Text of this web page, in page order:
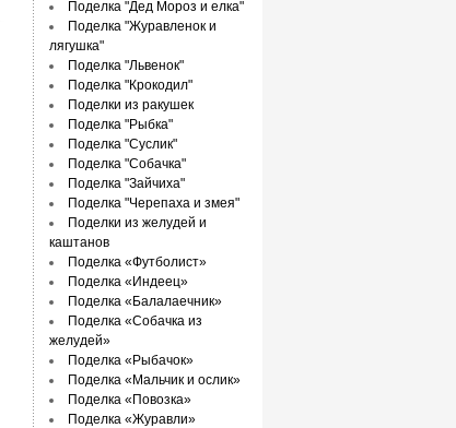
Поделка "Дед Мороз и елка"
Поделка "Журавленок и
лягушка"
Поделка "Львенок"
Поделка "Крокодил"
Поделки из ракушек
Поделка "Рыбка"
Поделка "Суслик"
Поделка "Собачка"
Поделка "Зайчиха"
Поделка "Черепаха и змея"
Поделки из желудей и
каштанов
Поделка «Футболист»
Поделка «Индеец»
Поделка «Балалаечник»
Поделка «Собачка из
желудей»
Поделка «Рыбачок»
Поделка «Мальчик и ослик»
Поделка «Повозка»
Поделка «Журавли»